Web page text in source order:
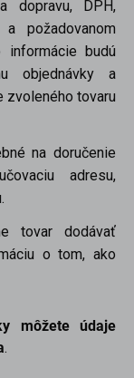
dopravu, DPH,
požadovanom
informácie budú
objednávky a
zvoleného tovaru
na doručenie
adresu,
tovar dodávať
o tom, ako
môžete údaje
.